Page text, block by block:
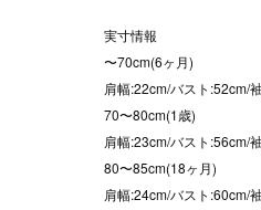
実寸情報
〜70cm(6ヶ月)
肩幅:22cm/バスト:52cm/
70〜80cm(1歳)
肩幅:23cm/バスト:56cm/
80〜85cm(18ヶ月)
肩幅:24cm/バスト:60cm/